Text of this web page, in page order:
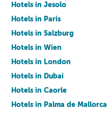
Hotels in Jesolo
Hotels in Paris
Hotels in Salzburg
Hotels in Wien
Hotels in London
Hotels in Dubai
Hotels in Caorle
Hotels in Palma de Mallorca